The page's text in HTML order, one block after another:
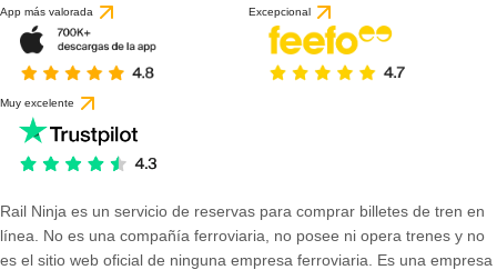
App más valorada Excepcional
Muy excelente
Rail Ninja es un servicio de reservas para comprar billetes de tren en
línea. No es una compañía ferroviaria, no posee ni opera trenes y no
es el sitio web oficial de ninguna empresa ferroviaria. Es una empresa
basado en 52